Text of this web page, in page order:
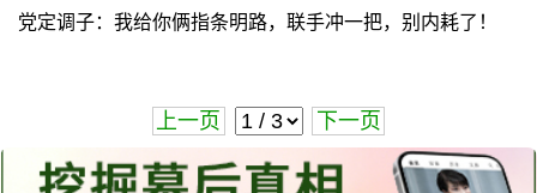
党定调子：我给你俩指条明路，联手冲一把，别内耗了！
上一页 下一页